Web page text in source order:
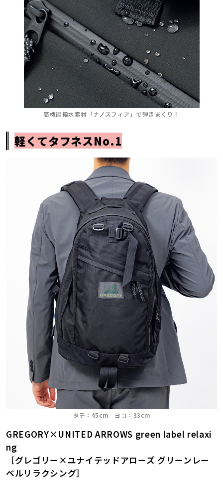
高機能撥水素材「ナノスフィア」で弾きまくり！
軽くてタフネスNo.1
タテ：45cm ヨコ：33cm
GREGORY×UNITED ARROWS green label relaxi
ng
［グレゴリー×ユナイテッドアローズ グリーンレー
ベルリラクシング］